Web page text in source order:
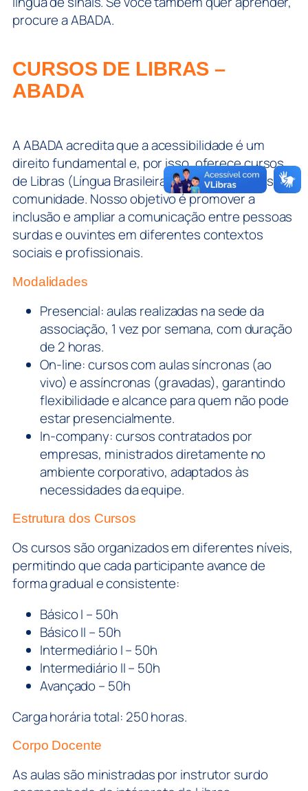
procure a ABADA.
CURSOS DE LIBRAS –
ABADA
A ABADA acredita que a acessibilidade é um
direito fundamental e, por isso, oferece cursos
de Libras (Língua Brasileira de Sinais) abertos à
comunidade. Nosso objetivo é promover a
inclusão e ampliar a comunicação entre pessoas
surdas e ouvintes em diferentes contextos
sociais e profissionais.
Modalidades
Presencial: aulas realizadas na sede da
associação, 1 vez por semana, com duração
de 2 horas.
On-line: cursos com aulas síncronas (ao
vivo) e assíncronas (gravadas), garantindo
flexibilidade e alcance para quem não pode
estar presencialmente.
In-company: cursos contratados por
empresas, ministrados diretamente no
ambiente corporativo, adaptados às
necessidades da equipe.
Estrutura dos Cursos
Os cursos são organizados em diferentes níveis,
permitindo que cada participante avance de
forma gradual e consistente:
Básico I – 50h
Básico II – 50h
Intermediário I – 50h
Intermediário II – 50h
Avançado – 50h
Carga horária total: 250 horas.
Corpo Docente
As aulas são ministradas por instrutor surdo